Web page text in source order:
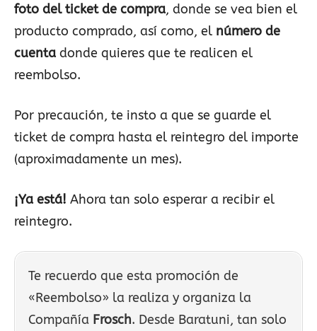
foto del ticket de compra, donde se vea bien el
producto comprado, así como, el número de
cuenta donde quieres que te realicen el
reembolso.
Por precaución, te insto a que se guarde el
ticket de compra hasta el reintegro del importe
(aproximadamente un mes).
¡Ya está! Ahora tan solo esperar a recibir el
reintegro.
Te recuerdo que esta promoción de
«Reembolso» la realiza y organiza la
Compañía Frosch. Desde Baratuni, tan solo